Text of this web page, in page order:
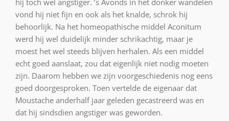
hij toch wel angstiger. ’s Avonds in het donker wandelen
vond hij niet fijn en ook als het knalde, schrok hij
behoorlijk. Na het homeopathische middel Aconitum
werd hij wel duidelijk minder schrikachtig, maar je
moest het wel steeds blijven herhalen. Als een middel
echt goed aanslaat, zou dat eigenlijk niet nodig moeten
zijn. Daarom hebben we zijn voorgeschiedenis nog eens
goed doorgesproken. Toen vertelde de eigenaar dat
Moustache anderhalf jaar geleden gecastreerd was en
dat hij sindsdien angstiger was geworden.